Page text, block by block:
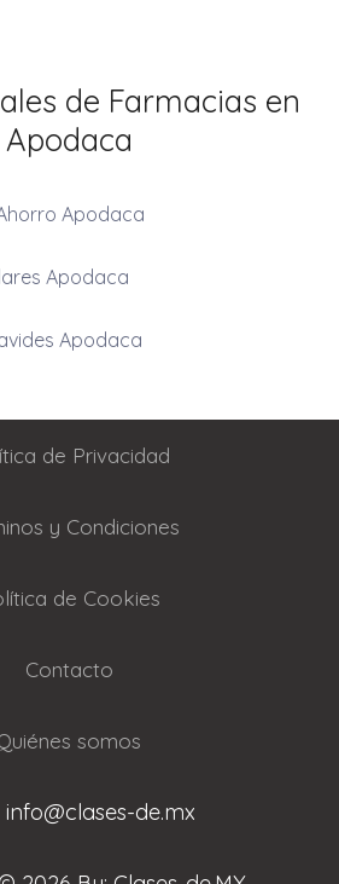
de Farmacias en
Apodaca
Apodaca
Apodaca
Apodaca
de Privacidad
y Condiciones
de Cookies
Contacto
somos
info@clases-de.mx